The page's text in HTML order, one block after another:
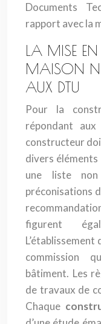
Documents
rapport avec la
LA MISE EN
MAISON
AUX DTU
Pour la
répondant
constructeur
divers éléments
une liste non
préconisations
figurent
commission
bâtiment. Les
de travaux de
Chaque